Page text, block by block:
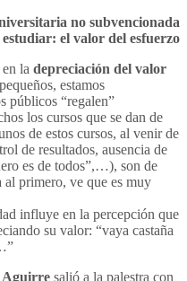
no subvencionada
el valor del esfuerzo
la depreciación del valor
estamos
públicos “regalen”
los cursos que se dan de
de estos cursos, al venir de
de resultados, ausencia de
es de todos”,…), son de
al primero, ve que es muy
influye en la percepción que
su valor: “vaya castaña
Aguirre salió a la palestra con